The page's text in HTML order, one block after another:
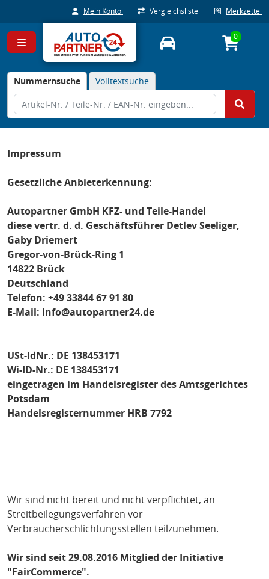
Mein Konto Vergleichsliste Merkzettel
Nummernsuche Volltextsuche
0
Impressum
Gesetzliche Anbieterkennung:
Autopartner GmbH KFZ- und Teile-Handel
diese vertr. d. d. Geschäftsführer Detlev Seeliger,
Gaby Driemert
Gregor-von-Brück-Ring 1
14822 Brück
Deutschland
Telefon: +49 33844 67 91 80
E-Mail: info@autopartner24.de
USt-IdNr.: DE 138453171
Wi-ID-Nr.: DE 138453171
eingetragen im Handelsregister des Amtsgerichtes
Potsdam
Handelsregisternummer HRB 7792
Wir sind nicht bereit und nicht verpflichtet, an
Streitbeilegungsverfahren vor
Verbraucherschlichtungsstellen teilzunehmen.
Wir sind seit29.08.2016 Mitglied der Initiative
"FairCommerce".